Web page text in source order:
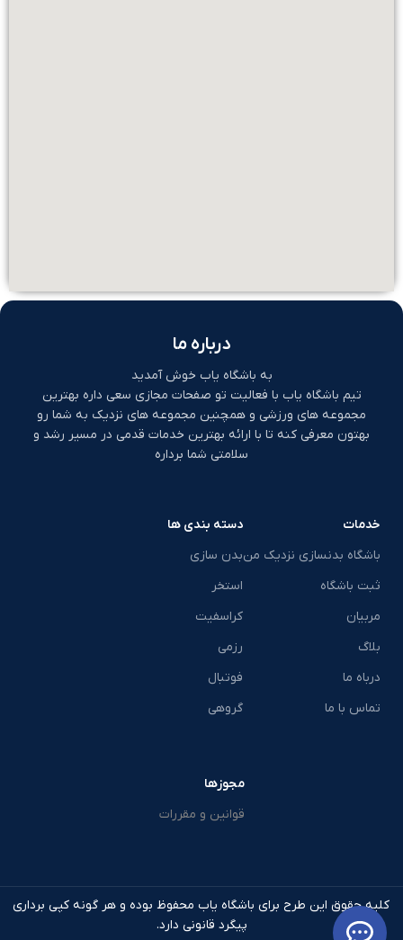
درباره ما
به باشگاه یاب خوش آمدید
تیم باشگاه یاب با فعالیت تو صفحات مجازی سعی داره بهترین
مجموعه های ورزشی و همچنین مجموعه های نزدیک به شما رو
بهتون معرفی کنه تا با ارائه بهترین خدمات قدمی در مسیر رشد و
سلامتی شما برداره
خدمات
باشگاه بدنسازی نزدیک من
ثبت باشگاه
مربیان
بلاگ
درباه ما
تماس با ما
دسته بندی ها
بدن سازی
استخر
کراسفیت
رزمی
فوتبال
گروهی
مجوزها
قوانین و مقررات
کلیه حقوق این طرح برای باشگاه یاب محفوظ بوده و هر گونه کپی برداری
پیگرد قانونی دارد.